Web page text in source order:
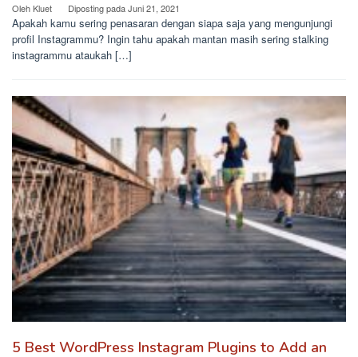
Oleh Kluet Diposting padaJuni 21, 2021
Apakah kamu sering penasaran dengan siapa saja yang mengunjungi
profil Instagrammu? Ingin tahu apakah mantan masih sering stalking
instagrammu ataukah […]
5 Best WordPress Instagram Plugins to Add an